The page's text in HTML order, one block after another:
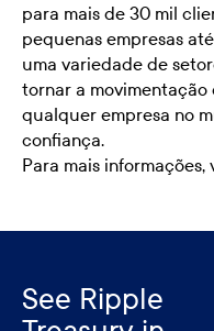
para mais de 30 mil
pequenas empresas
uma variedade de
tornar a
qualquer empresa no
confiança.
Para mais informações,
See Ripple